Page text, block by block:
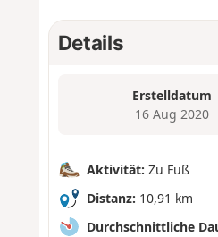
Details
Erstelldatum
16 Aug 2020
Aktivität: Zu Fuß
Distanz: 10,91 km
Durchschnittliche